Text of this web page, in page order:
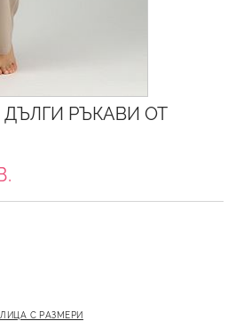
РЪКАВИ ОТ
С РАЗМЕРИ